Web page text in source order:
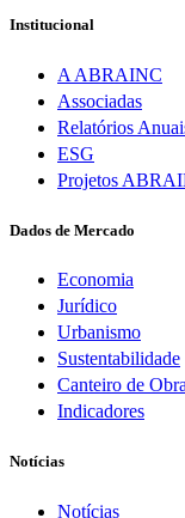
Institucional
A ABRAINC
Associadas
Relatórios
ESG
Projetos
Dados de Mercado
Economia
Jurídico
Urbanismo
Sustentabilidade
Canteiro de
Indicadores
Notícias
Notícias